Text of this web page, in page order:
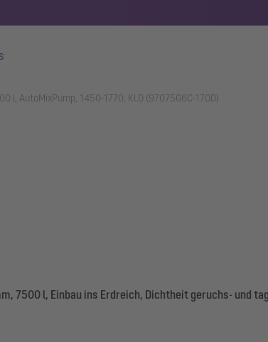
l, AutoMixPump, 1450-1770, Kl.D (97075G6C-170D)
7500 l, Einbau ins Erdreich, Dichtheit geruchs- und